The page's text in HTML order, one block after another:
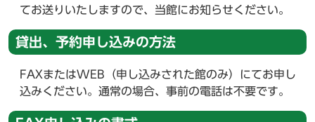
てお送りいたしますので、当館にお知らせください。
貸出、予約申し込みの方法
FAXまたはWEB（申し込みされた館のみ）にてお申し
込みください。通常の場合、事前の電話は不要です。